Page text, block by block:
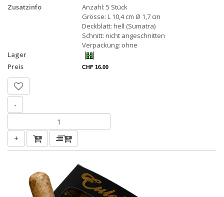
Zusatzinfo
Anzahl: 5 Stück
Grösse: L 10,4 cm Ø 1,7 cm
Deckblatt: hell (Sumatra)
Schnitt: nicht angeschnitten
Verpackung: ohne
Lager
Preis
CHF 16.00
-
+